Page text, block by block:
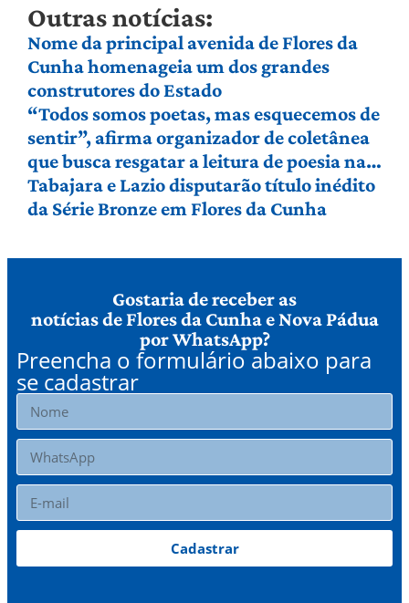
Outras notícias:
Nome da principal avenida de Flores da
Cunha homenageia um dos grandes
construtores do Estado
“Todos somos poetas, mas esquecemos de
sentir”, afirma organizador de coletânea
que busca resgatar a leitura de poesia na
Serra Gaúcha
Tabajara e Lazio disputarão título inédito
da Série Bronze em Flores da Cunha
Gostaria de receber as
notícias de Flores da Cunha e Nova Pádua
por WhatsApp?
Preencha o formulário abaixo para
se cadastrar
Cadastrar